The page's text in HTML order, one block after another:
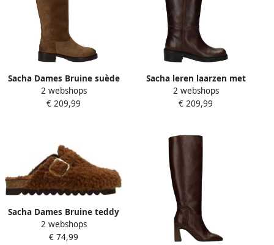
Sacha Dames Bruine suède
hoge laarzen
2 webshops
€ 209,99
Sacha leren laarzen met
blokhak bruin
2 webshops
€ 209,99
Sacha Dames Bruine teddy
clogs met gesp
2 webshops
€ 74,99